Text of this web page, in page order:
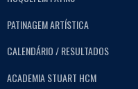
PATINAGEM ARTÍSTICA
CALENDÁRIO / RESULTADOS
ACADEMIA STUART HCM